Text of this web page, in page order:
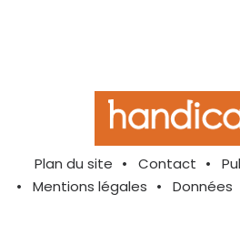
Plan du site Contact
Mentions légales
Données